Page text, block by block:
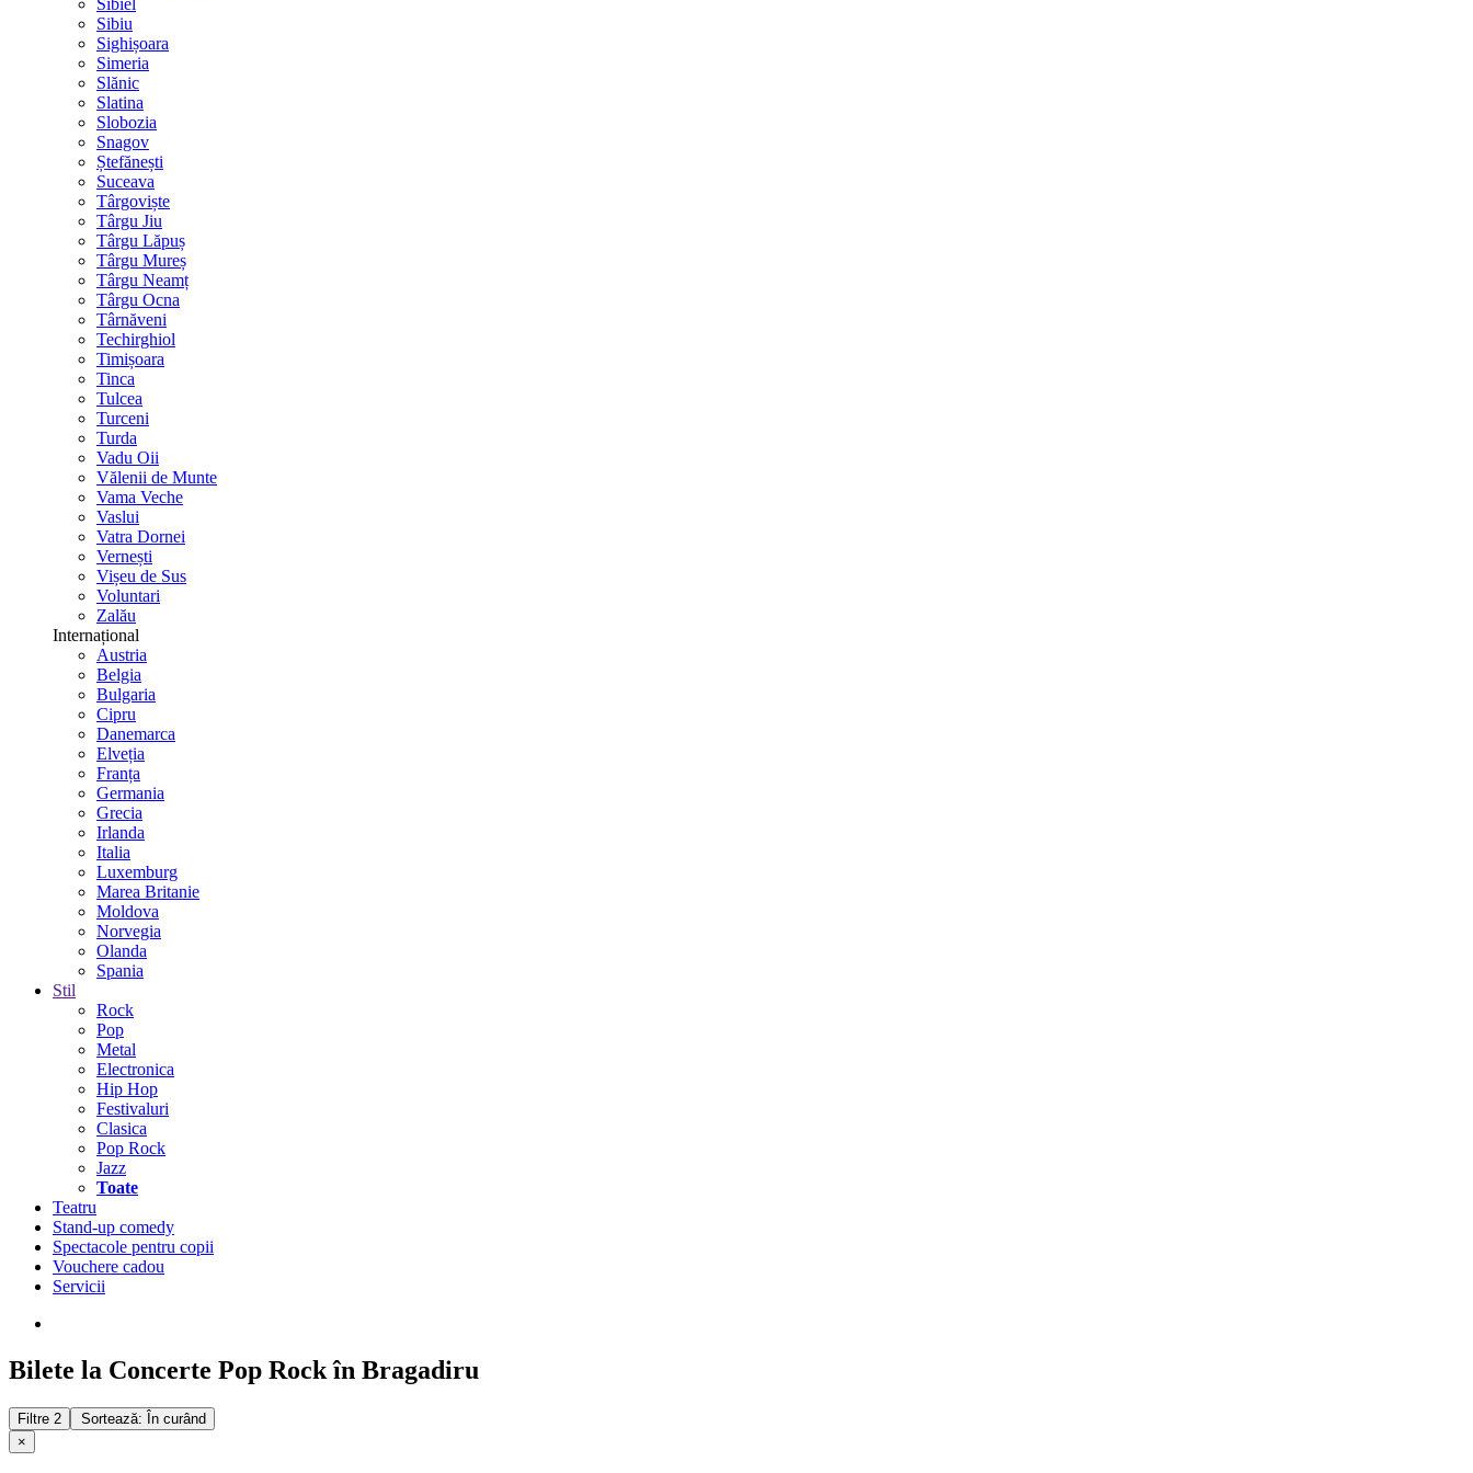
Sibiel
Sibiu
Sighișoara
Simeria
Slănic
Slatina
Slobozia
Snagov
Ștefănești
Suceava
Târgoviște
Târgu Jiu
Târgu Lăpuș
Târgu Mureș
Târgu Neamț
Târgu Ocna
Târnăveni
Techirghiol
Timișoara
Tinca
Tulcea
Turceni
Turda
Vadu Oii
Vălenii de Munte
Vama Veche
Vaslui
Vatra Dornei
Vernești
Vișeu de Sus
Voluntari
Zalău
Internațional
Austria
Belgia
Bulgaria
Cipru
Danemarca
Elveția
Franța
Germania
Grecia
Irlanda
Italia
Luxemburg
Marea Britanie
Moldova
Norvegia
Olanda
Spania
Stil
Rock
Pop
Metal
Electronica
Hip Hop
Festivaluri
Clasica
Pop Rock
Jazz
Toate
Teatru
Stand-up comedy
Spectacole pentru copii
Vouchere cadou
Servicii
Bilete la Concerte Pop Rock în Bragadiru
Filtre 2
Sortează: În curând
×